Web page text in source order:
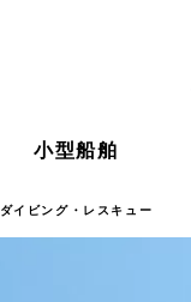
小型船舶
ダイビング・レスキュー
小型船舶
ダイビング・レスキュー